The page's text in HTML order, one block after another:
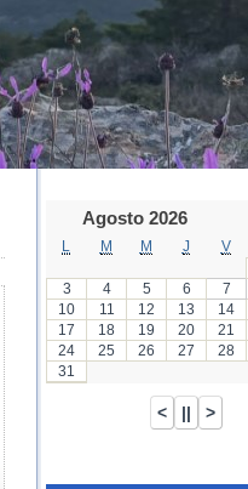
Agosto 2026
M M J V
3
4 5 6 7
10
11 12 13 14
17
18 19 20 21
24
25 26 27 28
31